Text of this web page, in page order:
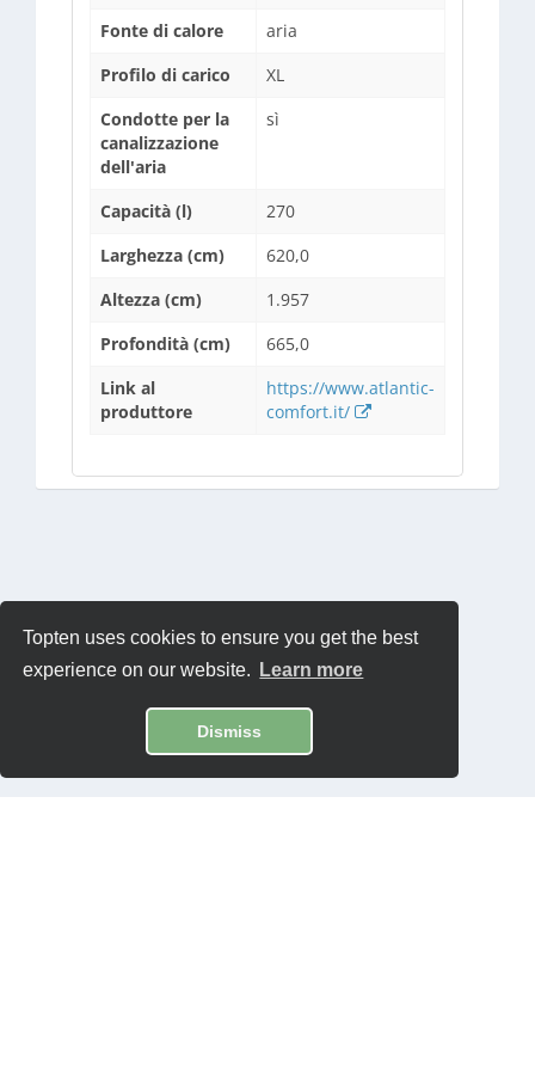
Topten uses cookies to ensure you get the best
experience on our website.
Learn more
Dismiss
Fonte di calore
aria
Profilo di carico
XL
Condotte per la
canalizzazione
dell'aria
sì
Capacità (l)
270
Larghezza (cm)
620,0
Altezza (cm)
1.957
Profondità (cm)
665,0
Link al
produttore
https://www.atlantic-
comfort.it/